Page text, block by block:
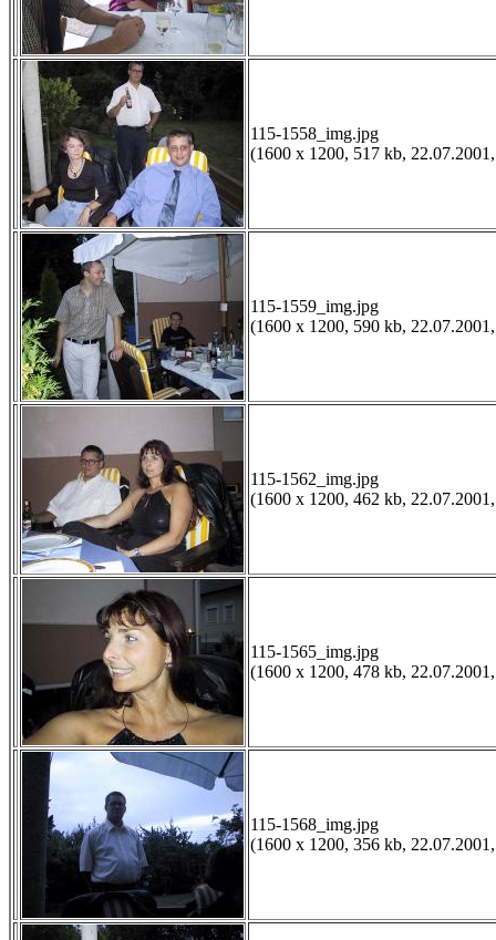
115-1558_img.jpg
(1600 x 1200, 517 kb,
115-1559_img.jpg
(1600 x 1200, 590 kb,
115-1562_img.jpg
(1600 x 1200, 462 kb,
115-1565_img.jpg
(1600 x 1200, 478 kb,
115-1568_img.jpg
(1600 x 1200, 356 kb,